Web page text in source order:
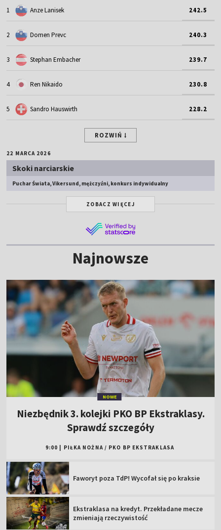
1 Anze Lanisek 242.5
2 Domen Prevc 240.3
3 Stephan Embacher 239.7
4 Ren Nikaido 230.8
5 Sandro Hauswirth 228.2
ROZWIŃ
22 MARCA 2026
Skoki narciarskie
Puchar Świata, Vikersund, mężczyźni, konkurs indywidualny
ZOBACZ WIĘCEJ
Najnowsze
NOWE
Niezbędnik 3. kolejki PKO BP Ekstraklasy.
Sprawdź szczegóły
9:00 PIŁKA NOŻNA / PKO BP EKSTRAKLASA
Faworyt poza TdP! Wycofał się po kraksie
Ekstraklasa na kredyt. Przekładane mecze
zmieniają rzeczywistość